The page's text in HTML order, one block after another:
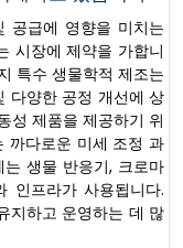
공급에 영향을 미치는
시장에 제약을 가합니
특수 생물학적 제조는
다양한 공정 개선에 상
성 제품을 제공하기 위
까다로운 미세 조정 과
생물 반응기, 크로마
인프라가 사용됩니다.
지하고 운영하는 데 많